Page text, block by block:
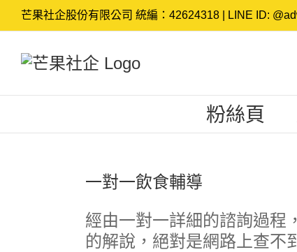
Skip
to
content
芒果社企股份有限公司 統編：42624318 | LINE ID:
粉絲頁
一對一飲食輔導
經由一對一詳細的諮詢過程
的解說，絕對是網路上查不